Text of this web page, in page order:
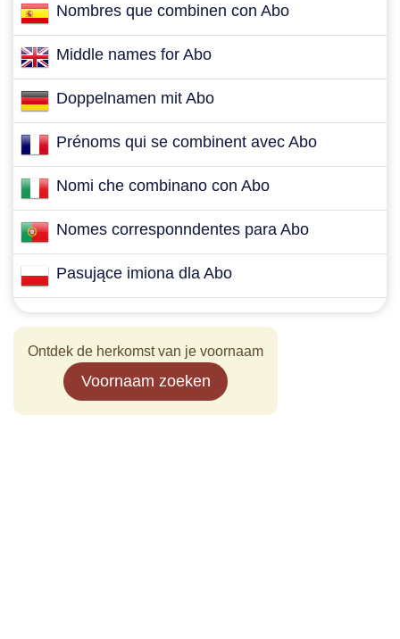
Nombres que combinen con Abo
Middle names for Abo
Doppelnamen mit Abo
Prénoms qui se combinent avec Abo
Nomi che combinano con Abo
Nomes corresponndentes para Abo
Pasujące imiona dla Abo
Ontdek de herkomst van je voornaam
Voornaam zoeken